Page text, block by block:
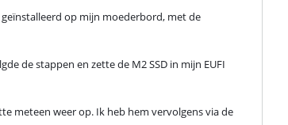
op mijn moederbord, met de
de stappen en zette de M2 SSD in mijn EUFI
meteen weer op. Ik heb hem vervolgens via de